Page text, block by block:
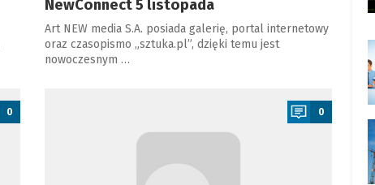
NewConnect 5 listopada
Art NEW media S.A. posiada galerię, portal internetowy
oraz czasopismo „sztuka.pl”, dzięki temu jest
nowoczesnym …
0 0